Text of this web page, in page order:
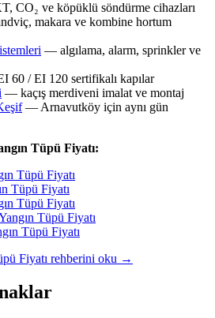
CO₂ ve köpüklü söndürme cihazları
makara ve kombine hortum
— algılama, alarm, sprinkler ve
60 / EI 120 sertifikalı kapılar
— kaçış merdiveni imalat ve montaj
— Arnavutköy için aynı gün
Tüpü Fiyatı:
Tüpü Fiyatı
Tüpü Fiyatı
Tüpü Fiyatı
Tüpü Fiyatı
Tüpü Fiyatı
Fiyatı rehberini oku →